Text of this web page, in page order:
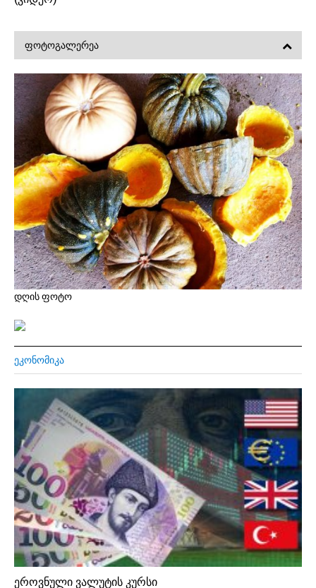
ᲤᲝᲢᲝᲒᲐᲚᲔᲠᲔᲐ
დღის ფოტო
ᲔᲙᲝᲜᲝᲛᲘᲙᲐ
ეროვნული ვალუტის კურსი